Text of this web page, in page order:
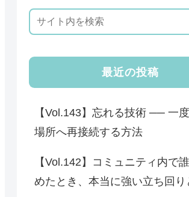
最近の投稿
【Vol.143】忘れる技術 ── 一
場所へ再接続する方法
【Vol.142】コミュニティ内で
めたとき、本当に強い立ち回り